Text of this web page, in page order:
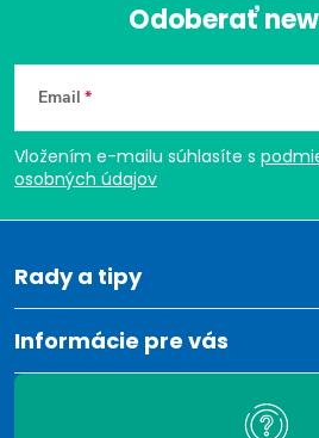
Z
á
p
ä
t
e
Odoberať
Email
Vložením e-mailu súhlasíte s
osobných údajov
Rady a tipy
Informácie pre vás